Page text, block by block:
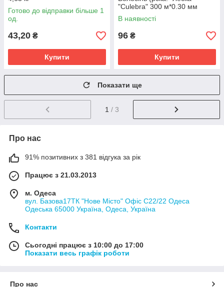
Готово до відправки більше 1
од.
43,20 ₴
Купити
"Culebra" 300 м*0.30 мм
В наявності
96 ₴
Купити
Показати ще
1 / 3
Про нас
91% позитивних з 381 відгука за рік
Працює з 21.03.2013
м. Одеса
вул. Базова17ТК "Нове Місто" Офіс С22/22 Одеса
Одеська 65000 Україна, Одеса, Україна
Контакти
Сьогодні працює з 10:00 до 17:00
Показати весь графік роботи
Про нас